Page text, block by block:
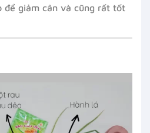
để giảm cân và cũng rất tốt